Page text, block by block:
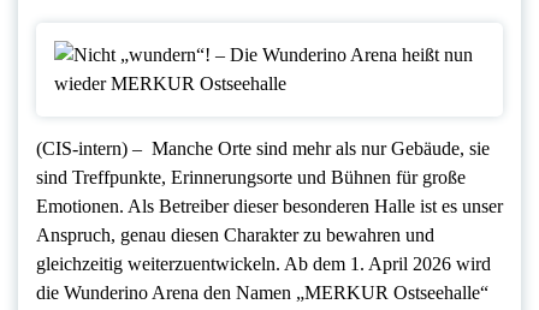
(CIS-intern) – Manche Orte sind mehr als nur Gebäude, sie
sind Treffpunkte, Erinnerungsorte und Bühnen für große
Emotionen. Als Betreiber dieser besonderen Halle ist es unser
Anspruch, genau diesen Charakter zu bewahren und
gleichzeitig weiterzuentwickeln. Ab dem 1. April 2026 wird
die Wunderino Arena den Namen „MERKUR Ostseehalle“